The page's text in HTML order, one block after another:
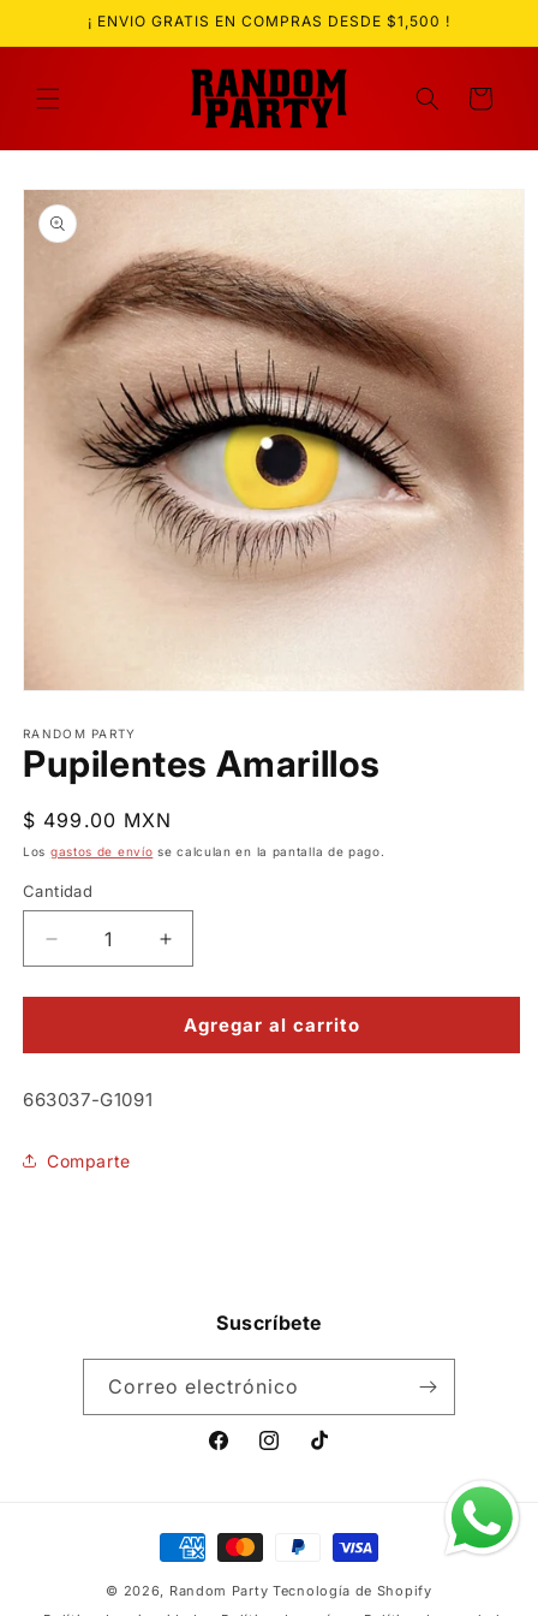
directamente
al contenido
¡ ENVIO GRATIS EN COMPRAS DESDE $1,500 !
Carrito
directamente
a la
información
multimedia
1
en
ventana
modal
RANDOM PARTY
Pupilentes Amarillos
Precio
habitual
$ 499.00 MXN
Los gastos de envío se calculan en la pantalla de pago.
Cantidad
Reducir
cantidad
para
Amarillos
Aumentar
cantidad
para
Pupilentes
Amarillos
Agregar al carrito
SKU:
663037-G1091
Comparte
Suscríbete
Correo electrónico
FacebookInstagramTikTok
Formas
de
pago
© 2026, Random Party Tecnología de Shopify